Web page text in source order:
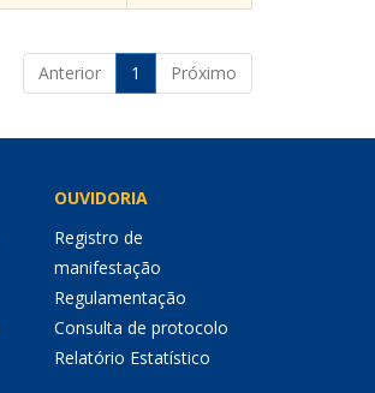
Anterior
1 Próximo
OUVIDORIA
Registro de
manifestação
Regulamentação
Consulta de protocolo
Relatório Estatístico